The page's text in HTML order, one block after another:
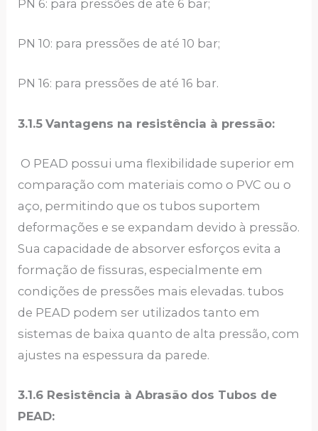
PN 6: para pressões de até 6 bar;
PN 10: para pressões de até 10 bar;
PN 16: para pressões de até 16 bar.
3.1.5 Vantagens na resistência à pressão:
O PEAD possui uma flexibilidade superior em
comparação com materiais como o PVC ou o
aço, permitindo que os tubos suportem
deformações e se expandam devido à pressão.
Sua capacidade de absorver esforços evita a
formação de fissuras, especialmente em
condições de pressões mais elevadas. tubos
de PEAD podem ser utilizados tanto em
sistemas de baixa quanto de alta pressão, com
ajustes na espessura da parede.
3.1.6 Resistência à Abrasão dos Tubos de
PEAD: